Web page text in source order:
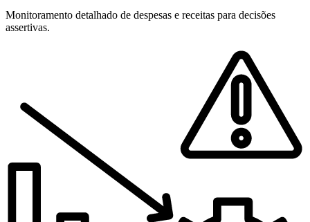
Monitoramento detalhado de despesas e receitas para decisões
assertivas.